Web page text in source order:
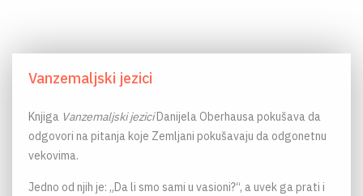
Vanzemaljski jezici
Knjiga Vanzemaljski jeziciDanijela Oberhausa pokušava da
odgovori na pitanja koje Zemljani pokušavaju da odgonetnu
vekovima.
Jedno od njih je: „Da li smo sami u vasioni?“, a uvek ga prati i